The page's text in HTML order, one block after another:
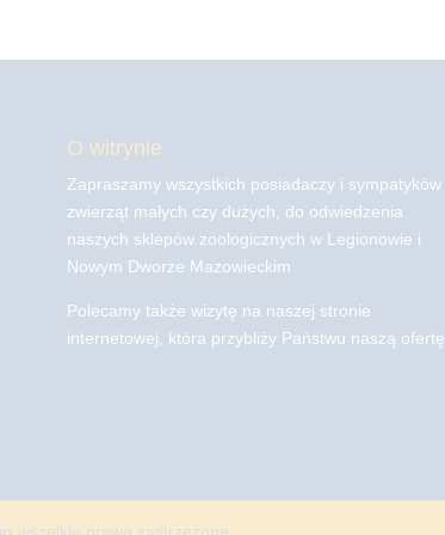
O witrynie
Zapraszamy wszystkich posiadaczy i sympatyków
zwierząt małych czy dużych, do odwiedzenia
naszych sklepów zoologicznych w Legionowie i
Nowym Dworze Mazowieckim
Polecamy także wizytę na naszej stronie
internetowej, która przybliży Państwu naszą ofertę.